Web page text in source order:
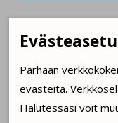
Kuvaus
Mitat (leveys x
KÄYTTÖOHJE (ENG)
Parhaan
evästeitä.
Halutessasi voit